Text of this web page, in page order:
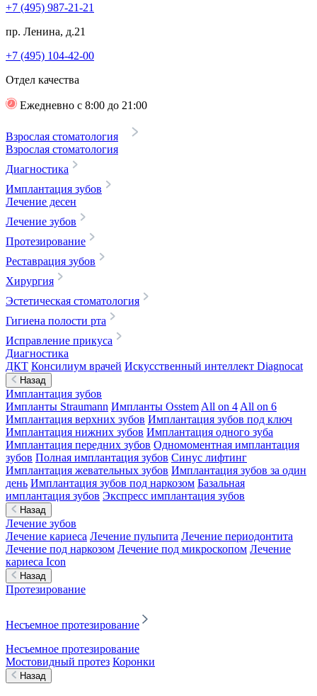
+7 (495) 987-21-21
пр. Ленина, д.21
+7 (495) 104-42-00
Отдел качества
Ежедневно с 8:00 до 21:00
Взрослая стоматология
Взрослая стоматология
Диагностика
Имплантация зубов
Лечение десен
Лечение зубов
Протезирование
Реставрация зубов
Хирургия
Эстетическая стоматология
Гигиена полости рта
Исправление прикуса
Диагностика
ДКТ Консилиум врачей Искусственный интеллект Diagnocat
Назад
Имплантация зубов
Импланты Straumann Импланты Osstem All on 4 All on 6
Имплантация верхних зубов Имплантация зубов под ключ
Имплантация нижних зубов Имплантация одного зуба
Имплантация передних зубов Одномоментная имплантация
зубов Полная имплантация зубов Синус лифтинг
Имплантация жевательных зубов Имплантация зубов за один
день Имплантация зубов под наркозом Базальная
имплантация зубов Экспресс имплантация зубов
Назад
Лечение зубов
Лечение кариеса Лечение пульпита Лечение периодонтита
Лечение под наркозом Лечение под микроскопом Лечение
кариеса Icon
Назад
Протезирование
Несъемное протезирование
Несъемное протезирование
Мостовидный протез Коронки
Назад